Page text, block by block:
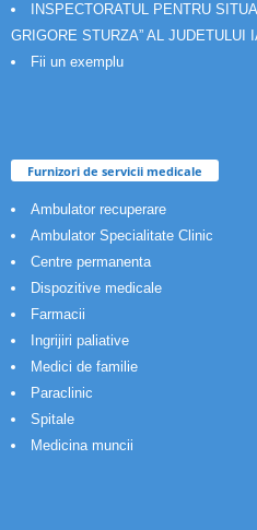
INSPECTORATUL PENTRU
GRIGORE STURZA” AL JUDETULUI
Fii un exemplu
Furnizori de servicii medicale
Ambulator recuperare
Ambulator Specialitate Clinic
Centre permanenta
Dispozitive medicale
Farmacii
Ingrijiri paliative
Medici de familie
Paraclinic
Spitale
Medicina muncii